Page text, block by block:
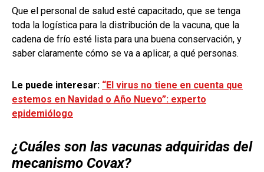
Que el personal de salud esté capacitado, que se tenga
toda la logística para la distribución de la vacuna, que la
cadena de frío esté lista para una buena conservación, y
saber claramente cómo se va a aplicar, a qué personas.
Le puede interesar: “El virus no tiene en cuenta que
estemos en Navidad o Año Nuevo”: experto
epidemiólogo
¿Cuáles son las vacunas adquiridas del
mecanismo Covax?